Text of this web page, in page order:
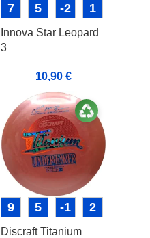
7 5 -2 1
Innova Star Leopard
3
10,90 €
9 5 -1 2
Discraft Titanium